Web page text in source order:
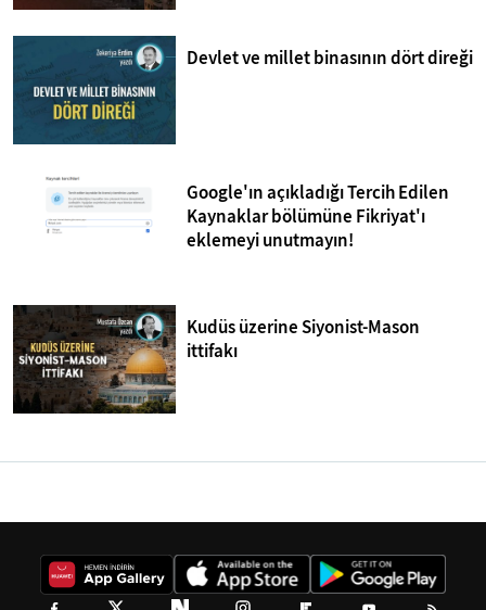
Devlet ve millet binasının dört direği
Google'ın açıkladığı Tercih Edilen
Kaynaklar bölümüne Fikriyat'ı
eklemeyi unutmayın!
Kudüs üzerine Siyonist-Mason
ittifakı